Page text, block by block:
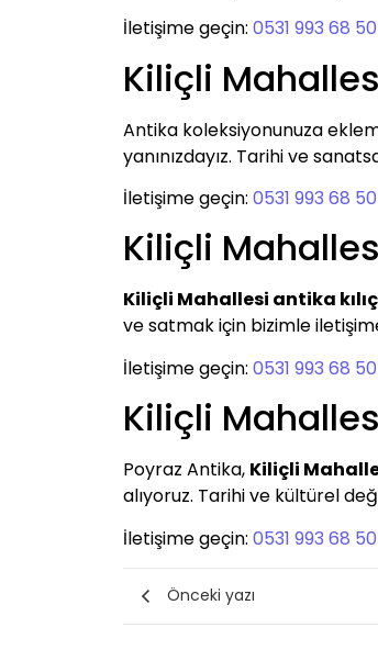
İletişime geçin: 0531 993 68 50
Kiliçli
Antika koleksiyonunuza
yanınızdayız. Tarihi ve
İletişime geçin: 0531 993 68 50
Kiliçli
Kiliçli Mahallesi antika kılıç
ve satmak için bizimle
İletişime geçin: 0531 993 68 50
Kiliçli
Poyraz Antika, Kiliçli
alıyoruz. Tarihi ve kültürel
İletişime geçin: 0531 993 68 50
Önceki yazı